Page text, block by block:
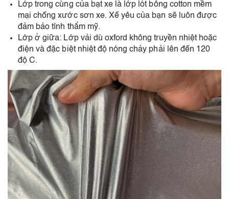
Lớp trong cùng của bạt xe là lớp lót bông cotton mềm
mại chống xước sơn xe. Xế yêu của bạn sẽ luôn được
đảm bảo tính thẩm mỹ.
Lớp ở giữa: Lớp vải dù oxford không truyền nhiệt hoặc
điện và đặc biệt nhiệt độ nóng chảy phải lên đến 120
độ C.